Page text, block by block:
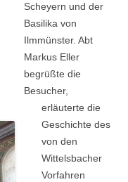
Scheyern und der
Basilika von
Ilmmünster. Abt
Markus Eller
begrüßte die
Besucher,
erläuterte die
Geschichte des
von den
Wittelsbacher
Vorfahren